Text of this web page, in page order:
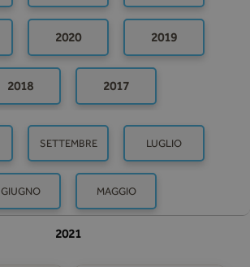
2020 2019
2018 2017
SETTEMBRE LUGLIO
GIUGNO MAGGIO
2021